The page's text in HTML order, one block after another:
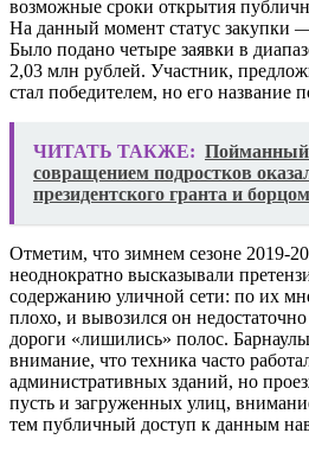
возможные сроки открытия
На данный момент статус закупки
Было подано четыре заявки в
2,03 млн рублей. Участник,
стал победителем, но его название
ЧИТАТЬ ТАКЖЕ: Пойманный
совращением подростков
президентского гранта и
Отметим, что зимнем сезоне 2019-
неоднократно высказывали
содержанию уличной сети: по их
плохо, и вывозился он
дороги «лишились» полос.
внимание, что техника часто
административных зданий, но
пусть и загруженных улиц,
тем публичный доступ к данным